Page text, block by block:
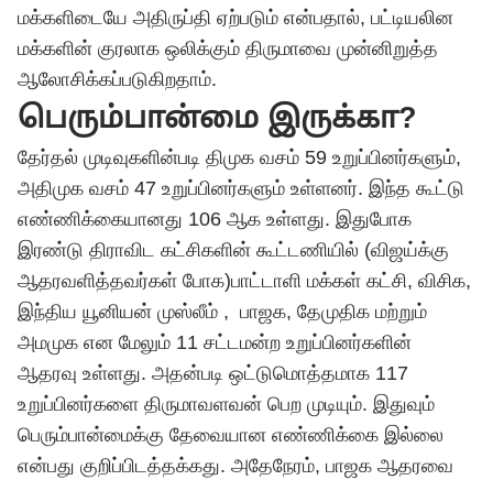
மக்களிடையே அதிருப்தி ஏற்படும் என்பதால், பட்டியலின
மக்களின் குரலாக ஒலிக்கும் திருமாவை முன்னிறுத்த
ஆலோசிக்கப்படுகிறதாம்.
பெரும்பான்மை இருக்கா?
தேர்தல் முடிவுகளின்படி திமுக வசம் 59 உறுப்பினர்களும்,
அதிமுக வசம் 47 உறுப்பினர்களும் உள்ளனர். இந்த கூட்டு
எண்ணிக்கையானது 106 ஆக உள்ளது. இதுபோக
இரண்டு திராவிட கட்சிகளின் கூட்டணியில் (விஜய்க்கு
ஆதரவளித்தவர்கள் போக)பாட்டாளி மக்கள் கட்சி, விசிக,
இந்திய யூனியன் முஸ்லீம் , பாஜக, தேமுதிக மற்றும்
அமமுக என மேலும் 11 சட்டமன்ற உறுப்பினர்களின்
ஆதரவு உள்ளது. அதன்படி ஒட்டுமொத்தமாக 117
உறுப்பினர்களை திருமாவளவன் பெற முடியும். இதுவும்
பெரும்பான்மைக்கு தேவையான எண்ணிக்கை இல்லை
என்பது குறிப்பிடத்தக்கது. அதேநேரம், பாஜக ஆதரவை